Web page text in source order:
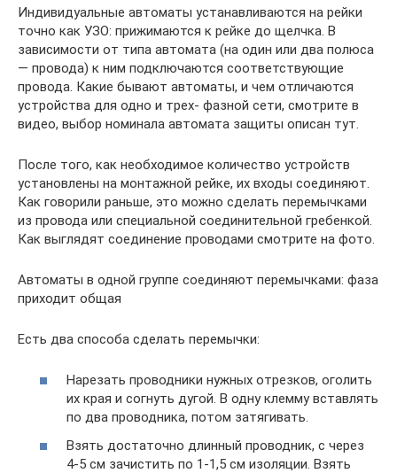
Индивидуальные автоматы устанавливаются на рейки
точно как УЗО: прижимаются к рейке до щелчка. В
зависимости от типа автомата (на один или два полюса
— провода) к ним подключаются соответствующие
провода. Какие бывают автоматы, и чем отличаются
устройства для одно и трех- фазной сети, смотрите в
видео, выбор номинала автомата защиты описан тут.
После того, как необходимое количество устройств
установлены на монтажной рейке, их входы соединяют.
Как говорили раньше, это можно сделать перемычками
из провода или специальной соединительной гребенкой.
Как выглядят соединение проводами смотрите на фото.
Автоматы в одной группе соединяют перемычками: фаза
приходит общая
Есть два способа сделать перемычки:
Нарезать проводники нужных отрезков, оголить
их края и согнуть дугой. В одну клемму вставлять
по два проводника, потом затягивать.
Взять достаточно длинный проводник, с через
4-5 см зачистить по 1-1,5 см изоляции. Взять